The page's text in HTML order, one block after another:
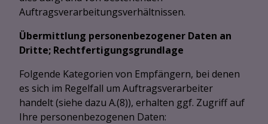
Auftragsverarbeitungsverhältnissen.
Übermittlung personenbezogener Daten an
Dritte; Rechtfertigungsgrundlage
Folgende Kategorien von Empfängern, bei denen
es sich im Regelfall um Auftragsverarbeiter
handelt (siehe dazu A.(8)), erhalten ggf. Zugriff auf
Ihre personenbezogenen Daten: